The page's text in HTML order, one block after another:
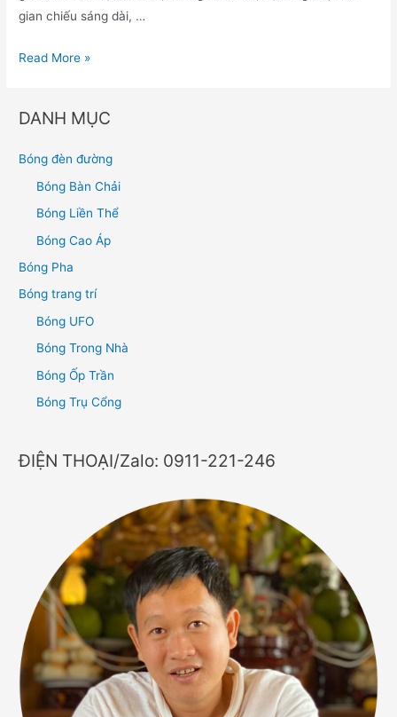
gian chiếu sáng dài, …
Read More »
DANH MỤC
Bóng đèn đường
Bóng Bàn Chải
Bóng Liền Thể
Bóng Cao Áp
Bóng Pha
Bóng trang trí
Bóng UFO
Bóng Trong Nhà
Bóng Ốp Trần
Bóng Trụ Cổng
ĐIỆN THOẠI/Zalo: 0911-221-246